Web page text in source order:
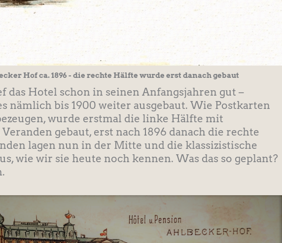
Hof ca. 1896 - die rechte Hälfte wurde erst danach gebaut
das Hotel schon in seinen Anfangsjahren gut –
nämlich bis 1900 weiter ausgebaut. Wie Postkarten
wurde erstmal die linke Hälfte mit
gebaut, erst nach 1896 danach die rechte
lagen nun in der Mitte und die klassizistische
wie wir sie heute noch kennen. Was das so geplant?